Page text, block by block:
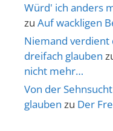
Würd' ich anders
zu Auf wackligen
Niemand verdient
dreifach glauben
nicht mehr…
Von der
glauben zu Der